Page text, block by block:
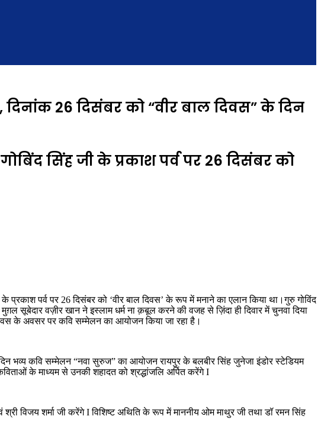
26 दिसंबर को “वीर बाल दिवस” के दिन
सिंह जी के प्रकाश पर्व पर 26 दिसंबर को
पर्व पर 26 दिसंबर को ‘वीर बाल दिवस’ के रूप में मनाने का एलान किया था।गुरु गोविंद
सूबेदार वज़ीर खान ने इस्लाम धर्म ना क़बूल करने की वजह से ज़िंदा ही दिवार में चुनवा दिया
के अवसर पर कवि सम्मेलन का आयोजन किया जा रहा है।
भव्य कवि सम्मेलन “नवा सुरुज” का आयोजन रायपुर के बलबीर सिंह जुनेजा इंडोर स्टेडियम
के माध्यम से उनकी शहादत को श्रद्धांजलि अर्पित करेंगे I
विजय शर्मा जी करेंगे I विशिष्ट अथिति के रूप में माननीय ओम माथुर जी तथा डॉ रमन सिंह